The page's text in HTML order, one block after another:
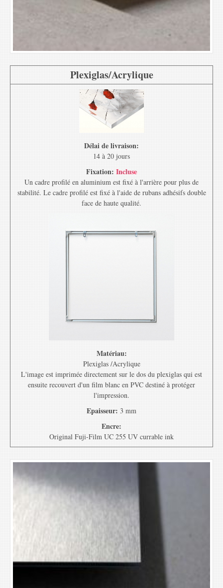
Plexiglas/Acrylique
Délai de livraison:
14 à 20 jours
Fixation: Incluse
Un cadre profilé en aluminium est fixé à l'arrière pour plus de
stabilité. Le cadre profilé est fixé à l'aide de rubans adhésifs double
face de haute qualité.
Matériau:
Plexiglas /Acrylique
L'image est imprimée directement sur le dos du plexiglas qui est
ensuite recouvert d'un film blanc en PVC destiné à protéger
l'impression.
Epaisseur: 3 mm
Encre:
Original Fuji-Film UC 255 UV currable ink